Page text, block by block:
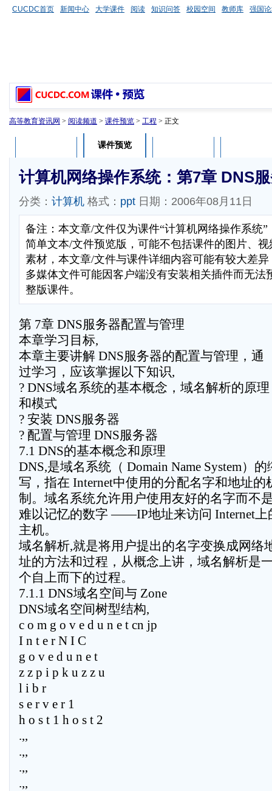
CUCDC首页 新闻中心 大学课件 阅读 知识问答 校园空间 教师库 强国
高等教育资讯网 > 阅读频道 > 课件预览 > 工程 > 正文
课件预览
计算机网络操作系统：第7章 DNS
分类： 计算机 格式： ppt 日期：2006年08月11日
备注：本文章/文件仅为课件“计算机网络操作系统
简单文本/文件预览版，可能不包括课件的图片、
素材，本文章/文件与课件详细内容可能有较大差
多媒体文件可能因客户端没有安装相关插件而无法
整版课件。
第 7章 DNS服务器配置与管理
本章学习目标,
本章主要讲解 DNS服务器的配置与管理，通
过学习，应该掌握以下知识,
? DNS域名系统的基本概念，域名解析的原理
和模式
? 安装 DNS服务器
? 配置与管理 DNS服务器
7.1 DNS的基本概念和原理
DNS,是域名系统（ Domain Name System）的
写，指在 Internet中使用的分配名字和地址的
制。域名系统允许用户使用友好的名字而不
难以记忆的数字 ——IP地址来访问 Internet上
主机。
域名解析,就是将用户提出的名字变换成网络
址的方法和过程，从概念上讲，域名解析是
个自上而下的过程。
7.1.1 DNS域名空间与 Zone
DNS域名空间树型结构,
c o m g o v e d u n e t cn jp
I n t e r N I C
g o v e d u n e t
z z p i p k u z z u
l i b r
s e r v e r 1
h o s t 1 h o s t 2
.,,
.,,
.,,
.,,